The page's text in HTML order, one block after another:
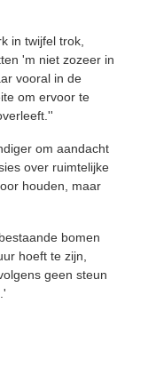
in twijfel trok,
'm niet zozeer in
vooral in de
om ervoor te
om aandacht
over ruimtelijke
houden, maar
bomen
hoeft te zijn,
geen steun